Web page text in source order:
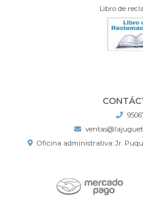
Libro de
Oficina administrativa: Jr.